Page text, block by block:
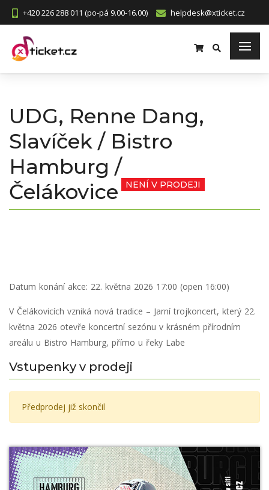
+420 226 288 011 (po-pá 9.00-16.00) helpdesk@xticket.cz
UDG, Renne Dang,
Slavíček / Bistro
Hamburg /
Čelákovice
NENÍ V PRODEJI
Datum konání akce: 22. května 2026 17:00 (open 16:00)
V Čelákovicích vzniká nová tradice – Jarní trojkoncert, který 22.
května 2026 otevře koncertní sezónu v krásném přírodním
areálu u Bistro Hamburg, přímo u řeky Labe
Vstupenky v prodeji
Předprodej již skončil